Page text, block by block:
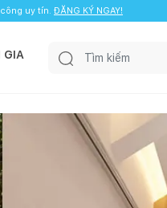
uy tín. ĐĂNG KÝ NGAY!
GIA